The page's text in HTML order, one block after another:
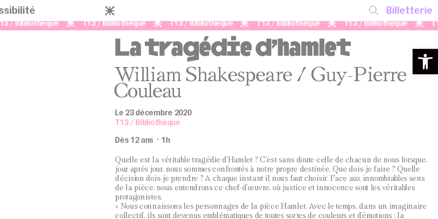
Ouvrir
Billetterie
/ Bibliothèque T13 / Bibliothèque T13 / Bibliothèque T13 / Bibliothèque T13 / Bibliothèque
La tragédie d’hamlet
William Shakespeare / Guy-Pierre
Couleau
Le 23 décembre 2020
T13 / Bibliothèque
Dès 12 ans
1h
Quelle est la véritable tragédie d’Hamlet ? C’est sans doute celle de chacun de nous lorsque,
jour après jour, nous sommes confrontés à notre propre destinée. Que dois-je faire ? Quelle
décision dois-je prendre ? A chaque instant il nous faut choisir. Face aux innombrables sens
de la pièce, nous entendrons ce chef-d’œuvre, où justice et innocence sont les véritables
protagonistes.
« Nous connaissons les personnages de la pièce Hamlet. Avec le temps, dans un imaginaire
collectif, ils sont devenus emblématiques de toutes sortes de couleurs et d’émotions : la